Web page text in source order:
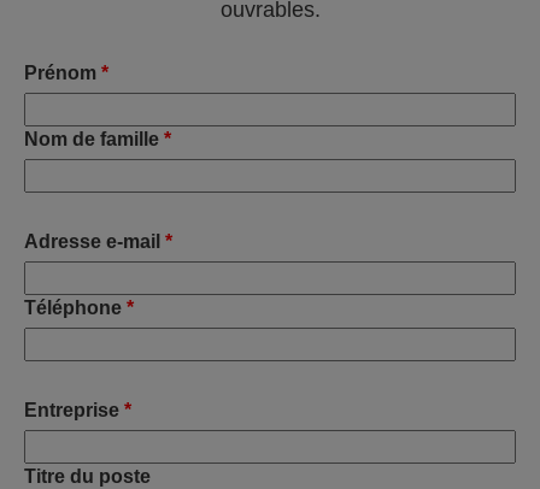
ouvrables.
Prénom *
Nom de famille *
Adresse e-mail *
Téléphone *
Entreprise *
Titre du poste